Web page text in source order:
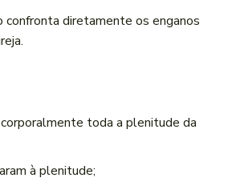
confronta diretamente os enganos
toda a plenitude da
à plenitude;